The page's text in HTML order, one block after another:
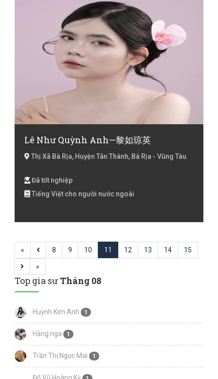
Lê Như Quỳnh Anh—黎如琼英
Thị Xã Bà Rịa, Huyện Tân Thành, Bà Rịa - Vũng Tàu
Đã tốt nghiệp
Tiếng Việt cho người nước ngoài
« 8 9 10 11 12 13 14 15
»
Top gia sư Tháng 08
Huỳnh Kim Anh 1
Hằng nga 1
Trần Thị Ngọc Mai 1